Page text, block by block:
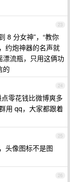
23
8 分女神”，“教你
约炮神器的名声就
流瓶，只用这俩功
的
24
零花钱比微博爽多
用 qq，大家都跟着
25
头像图标不是图
26